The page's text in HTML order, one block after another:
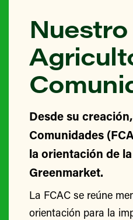
Desde su
Comunidades
la orientación de
Greenmarket.
La FCAC se reúne
orientación para la